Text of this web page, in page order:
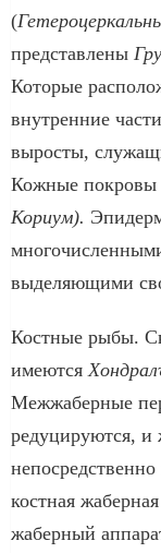
(
представлены
Которые
внутрен­ние
вырос­ты,
Кожные покровы
Кориум).
выделяющими
Костные рыбы.
имеются
Межжаберные
редуци­руются, и
костная
жаберный